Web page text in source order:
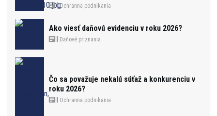
Ochranna podnikania
Ako viesť daňovú evidenciu v roku 2026?
Daňové priznania
Čo sa považuje nekalú súťaž a konkurenciu v
roku 2026?
Ochranna podnikania